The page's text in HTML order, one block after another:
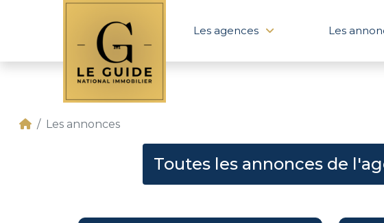
Les agences Les
Les annonces
Toutes les annonces de